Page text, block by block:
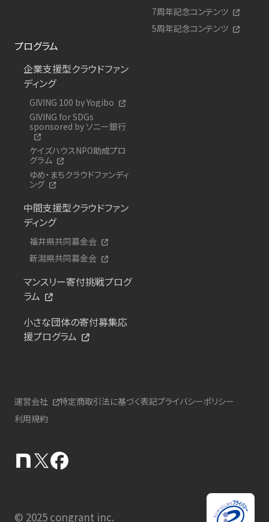
7周年記念コンテンツ
5周年記念コンテンツ
プログラム
企業支援型クラウドファン
ディング
GIVING 100 by Yogibo
GIVING for SDGs
sponsored by ソニー銀行
ケイズハウスNPO助成プロ
グラム
ゆめ・まちクラウドファンディ
ング
中間支援型クラウドファン
ディング
福井県共同募金会
新潟県共同募金会
マンスリー寄付挑戦プログ
ラム
小さな団体の寄付募集応
援プログラム
運営会社 特定商取引法に基づく表記プライバシーポリシー
利用規約
© 2025 congrant inc.